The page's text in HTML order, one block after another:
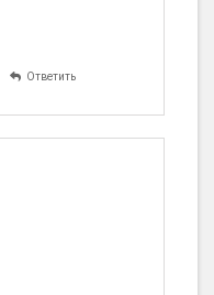
Ответить